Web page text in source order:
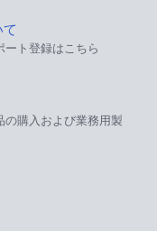
ト登録はこちら
購入および業務用製